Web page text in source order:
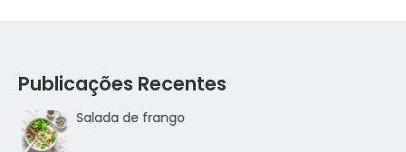
Publicações Recentes
Salada de frango